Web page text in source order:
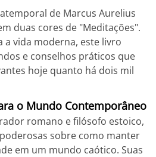
de Marcus Aurelius
duas cores de "Meditações".
a vida moderna, este livro
e conselhos práticos que
hoje quanto há dois mil
o Mundo Contemporâneo
romano e filósofo estoico,
sobre como manter
em um mundo caótico. Suas